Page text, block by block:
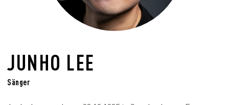
JUNHO LEE
Sänger